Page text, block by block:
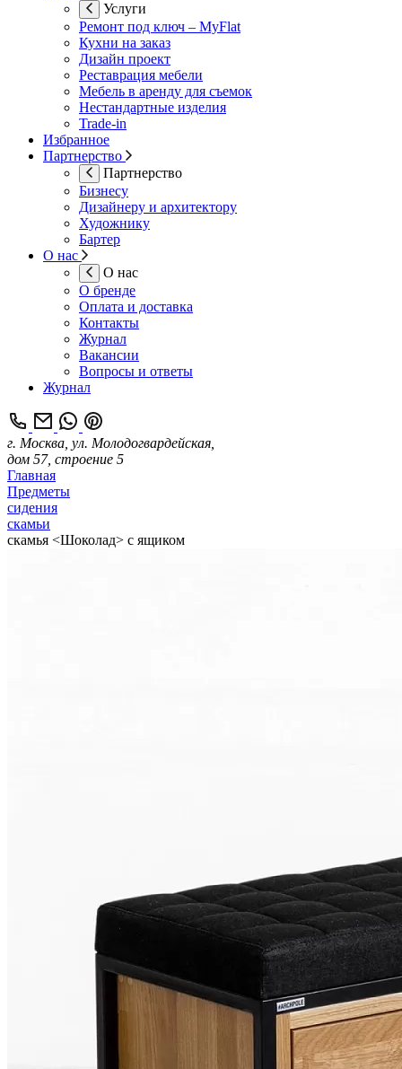
Услуги
Ремонт под ключ – MyFlat
Кухни на заказ
Дизайн проект
Реставрация мебели
Мебель в аренду для съемок
Нестандартные изделия
Trade-in
Избранное
Партнерство
Партнерство
Бизнесу
Дизайнеру и архитектору
Художнику
Бартер
О нас
О нас
О бренде
Оплата и доставка
Контакты
Журнал
Вакансии
Вопросы и ответы
Журнал
г. Москва, ул. Молодогвардейская,
дом 57, строение 5
Главная
Предметы
сидения
скамьи
скамья <Шоколад> с ящиком